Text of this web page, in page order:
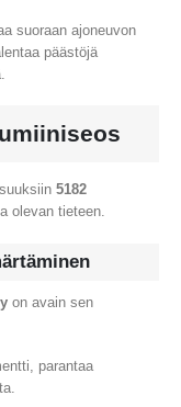
suoraan ajoneuvon
päästöjä
5182
olevan tieteen.
on avain sen
parantaa